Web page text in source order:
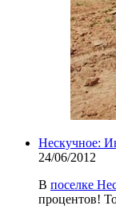
Нескучное:
24/06/2012
В поселке
процентов!